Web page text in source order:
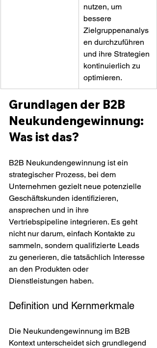
nutzen, um
bessere
Zielgruppenanalys
en durchzuführen
und ihre Strategien
kontinuierlich zu
optimieren.
Grundlagen der B2B
Neukundengewinnung:
Was ist das?
B2B Neukundengewinnung ist ein
strategischer Prozess, bei dem
Unternehmen gezielt neue potenzielle
Geschäftskunden identifizieren,
ansprechen und in ihre
Vertriebspipeline integrieren. Es geht
nicht nur darum, einfach Kontakte zu
sammeln, sondern qualifizierte Leads
zu generieren, die tatsächlich Interesse
an den Produkten oder
Dienstleistungen haben.
Definition und Kernmerkmale
Die Neukundengewinnung im B2B
Kontext unterscheidet sich grundlegend